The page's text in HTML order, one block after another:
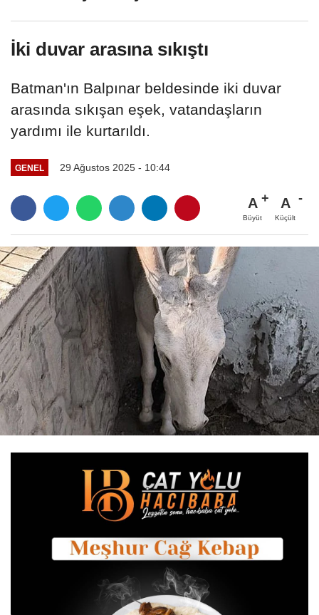
İki duvar arasına sıkıştı
Batman'ın Balpınar beldesinde iki duvar
arasında sıkışan eşek, vatandaşların
yardımı ile kurtarıldı.
GENEL 29 Ağustos 2025 - 10:44
A
Büyüt
A
Küçült